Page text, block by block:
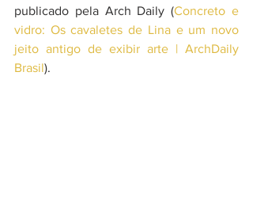
publicado pela Arch Daily (Concreto e
vidro: Os cavaletes de Lina e um novo
jeito antigo de exibir arte | ArchDaily
Brasil).